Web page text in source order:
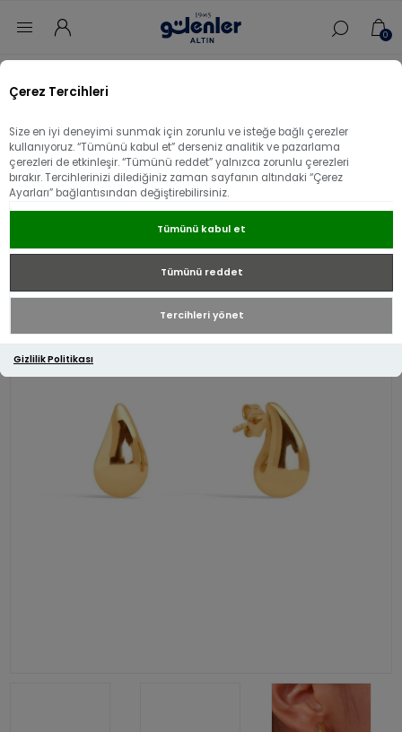
Çerez Tercihleri
Size en iyi deneyimi sunmak için zorunlu ve isteğe bağlı çerezler
kullanıyoruz. “Tümünü kabul et” derseniz analitik ve pazarlama
çerezleri de etkinleşir. “Tümünü reddet” yalnızca zorunlu çerezleri
bırakır. Tercihlerinizi dilediğiniz zaman sayfanın altındaki “Çerez
Ayarları” bağlantısından değiştirebilirsiniz.
Tümünü kabul et
Tümünü reddet
Tercihleri yönet
Gizlilik Politikası
0
14 Ayar Altın Damla Küpe